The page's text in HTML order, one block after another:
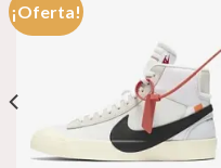
¡Oferta!
Añadir
a la
lista de
deseos